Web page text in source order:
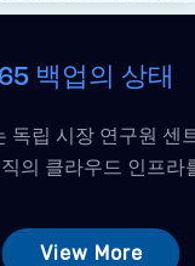
백업의 상태
독립 시장 연구원 센
의 클라우드 인프라를
View More